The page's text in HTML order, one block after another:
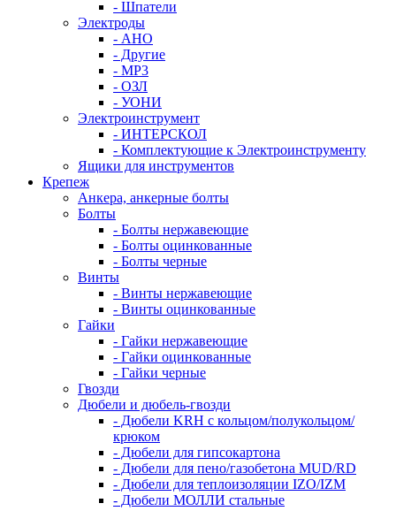
- Шпатели
Электроды
- АНО
- Другие
- МР3
- ОЗЛ
- УОНИ
Электроинструмент
- ИНТЕРСКОЛ
- Комплектующие к Электроинструменту
Ящики для инструментов
Крепеж
Анкера, анкерные болты
Болты
- Болты нержавеющие
- Болты оцинкованные
- Болты черные
Винты
- Винты нержавеющие
- Винты оцинкованные
Гайки
- Гайки нержавеющие
- Гайки оцинкованные
- Гайки черные
Гвозди
Дюбели и дюбель-гвозди
- Дюбели KRH с кольцом/полукольцом/
крюком
- Дюбели для гипсокартона
- Дюбели для пено/газобетона MUD/RD
- Дюбели для теплоизоляции IZO/IZM
- Дюбели МОЛЛИ стальные